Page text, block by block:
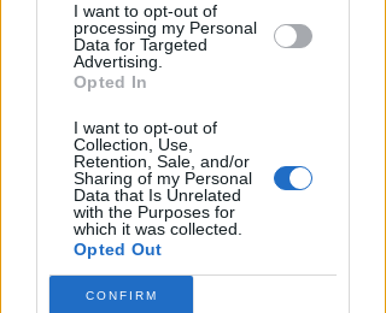
I want to opt-out of
processing my Personal
Data for Targeted
Advertising.
Opted In
I want to opt-out of
Collection, Use,
Retention, Sale, and/or
Sharing of my Personal
Data that Is Unrelated
with the Purposes for
which it was collected.
Opted Out
CONFIRM
OSSERVATORIO CGIL INCA
Rimini: +13% nel primo semestre
dell'anno
Redazione